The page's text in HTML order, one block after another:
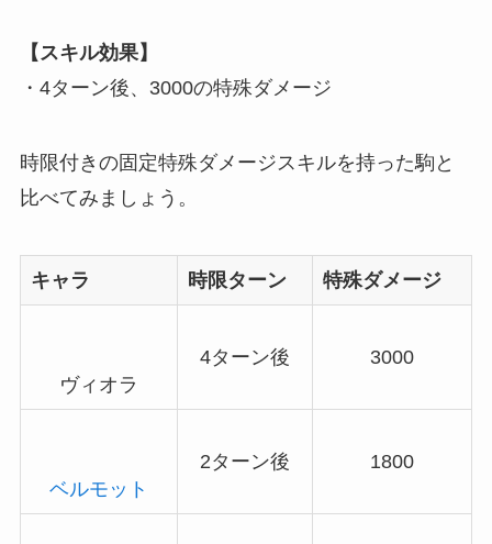
【スキル効果】
・4ターン後、3000の特殊ダメージ
時限付きの固定特殊ダメージスキルを持った駒と
比べてみましょう。
キャラ 時限ターン 特殊ダメージ
ヴィオラ
4ターン後 3000
ベルモット
2ターン後 1800